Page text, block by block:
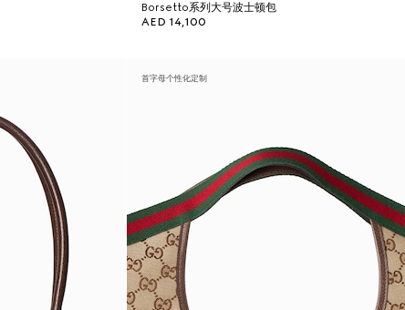
Borsetto系列大号波士顿包
AED 14,100
首字母个性化定制